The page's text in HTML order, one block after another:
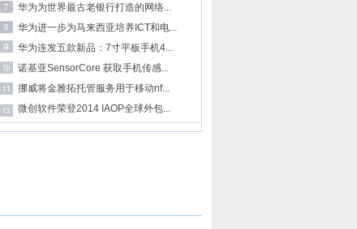
华为为世界最古老银行打造的网络...
华为进一步为马来西亚培养ICT和电...
华为连发五款新品：7寸平板手机4...
诺基亚SensorCore 获取手机传感...
挪威将金雅拓托管服务用于移动nf...
微创软件荣登2014 IAOP全球外包...